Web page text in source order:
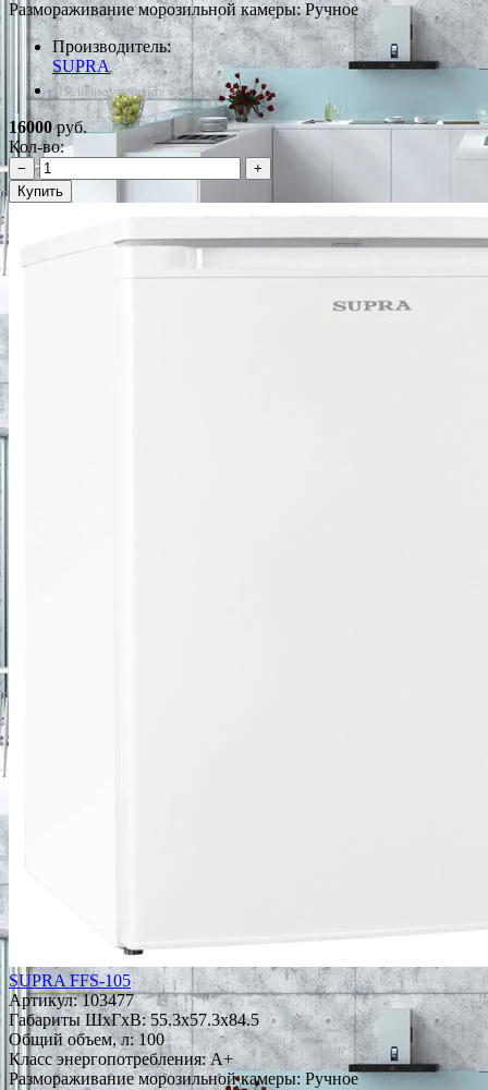
Размораживание морозильной камеры: Ручное
Производитель:
SUPRA
*Наличие уточняйте у менеджера
16000руб.
Кол-во:
−
+
Купить
SUPRA FFS-105
Артикул:103477
Габариты ШxГxВ: 55.3x57.3x84.5
Общий объем, л: 100
Класс энергопотребления: A+
Размораживание морозильной камеры: Ручное